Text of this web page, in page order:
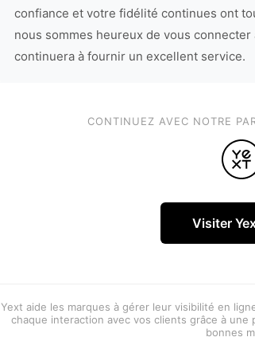
confiance et votre fidélité continues ont
nous sommes heureux de vous
continuera à fournir un excellent service.
CONTINUEZ AVEC NOTRE
Visiter
Yext aide les marques à gérer leur visibilité en
chaque interaction avec vos clients grâce à
bonnes